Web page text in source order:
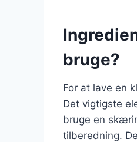
bruge?
For at lave en
Det vigtigste
bruge en
tilberedning.